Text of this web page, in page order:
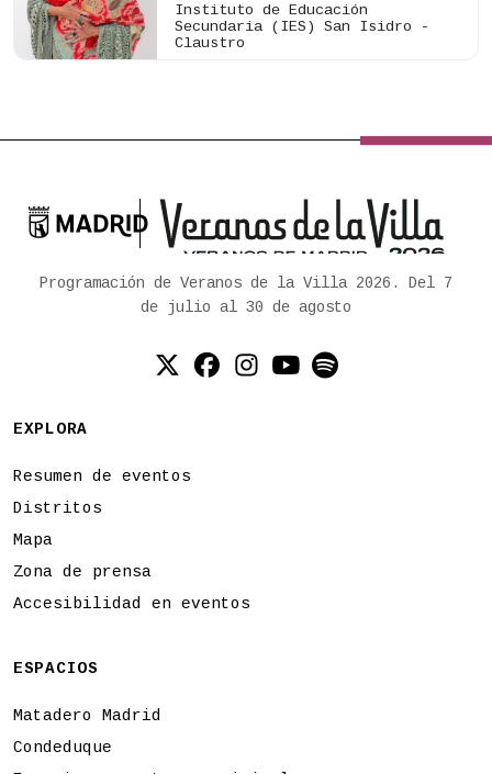
Instituto de Educación
Secundaria (IES) San Isidro -
Claustro

Ayuntamiento de Madrid
Programación de Veranos de la Villa 2026. Del 7
de julio al 30 de agosto
Twitter (X)
Facebook
Instagram
YouTube
Spotify
EXPLORA
Resumen de eventos
Distritos
Mapa
Zona de prensa
Accesibilidad en eventos
ESPACIOS
Matadero Madrid
Condeduque